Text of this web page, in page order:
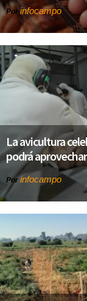
Por infocampo
La avicultura
podrá
Por infocampo